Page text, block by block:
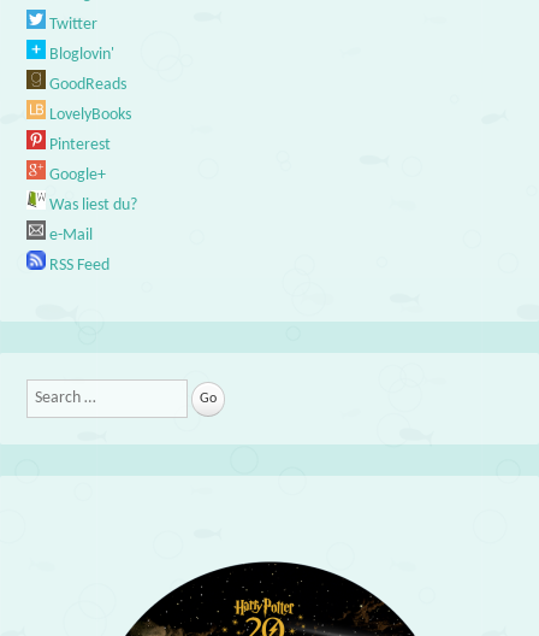
Twitter
Bloglovin'
GoodReads
LovelyBooks
Pinterest
Google+
Was liest du?
e-Mail
RSS Feed
Search